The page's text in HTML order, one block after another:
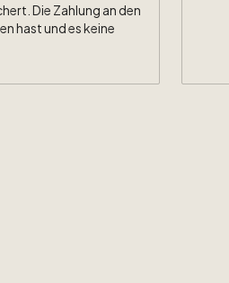
Die Zahlung an den
hast und es keine